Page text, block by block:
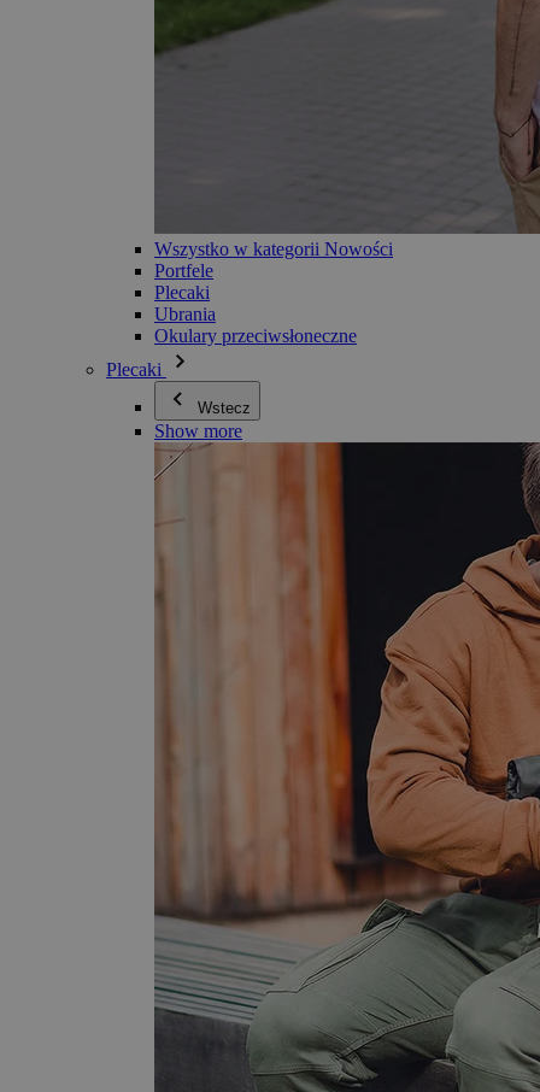
Wszystko w kategorii Nowości
Portfele
Plecaki
Ubrania
Okulary przeciwsłoneczne
Plecaki
Wstecz
Show more